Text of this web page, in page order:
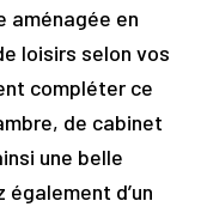
aménagée en
loisirs selon vos
compléter ce
de cabinet
une belle
d’un